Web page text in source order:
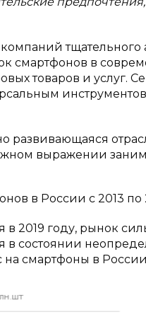
смартфонов в
товаров и услуг.
развивающаяся
выражении
в России с 2013 по
в 2019 году, рынок
в состоянии
смартфоны в России